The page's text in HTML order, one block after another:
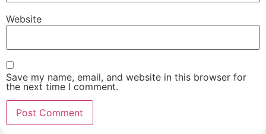
Website
Save my name, email, and website in this browser for
the next time I comment.